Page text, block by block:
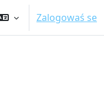
Zalogowaś se